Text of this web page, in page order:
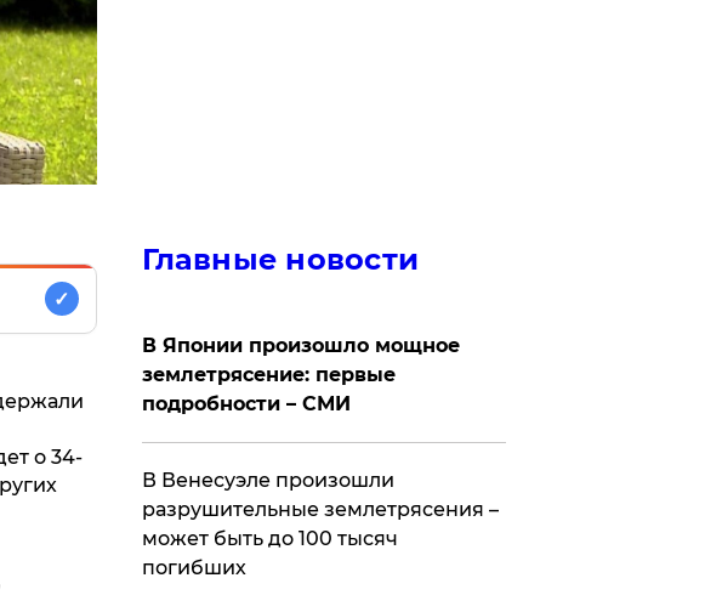
✓
о 34-
Главные новости
В Японии произошло мощное
землетрясение: первые
подробности – СМИ
В Венесуэле произошли
разрушительные землетрясения –
может быть до 100 тысяч
погибших